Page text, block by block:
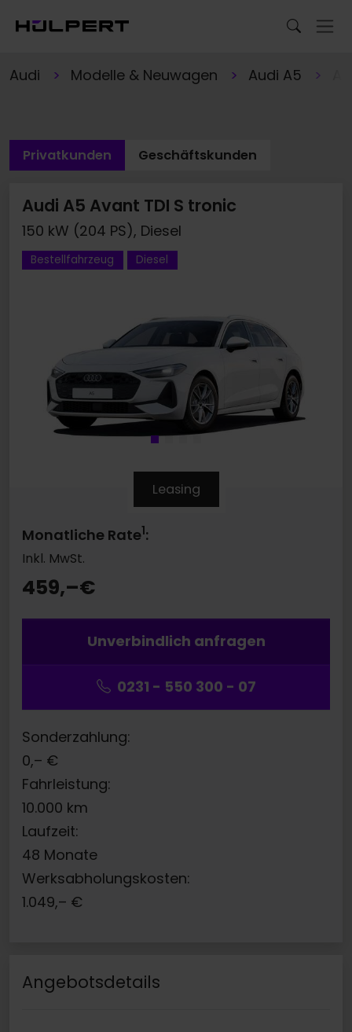
Audi Modelle & Neuwagen Audi A5
Privatkunden Geschäftskunden
Audi A5 Avant TDI S tronic
150 kW (204 PS), Diesel
Bestellfahrzeug Diesel
Leasing
Monatliche Rate1:
Inkl. MwSt.
459,–€
Unverbindlich anfragen
0231 - 550 300 - 07
Sonderzahlung:
0,– €
Fahrleistung:
10.000 km
Laufzeit:
48 Monate
Werksabholungskosten:
1.049,– €
Angebotsdetails